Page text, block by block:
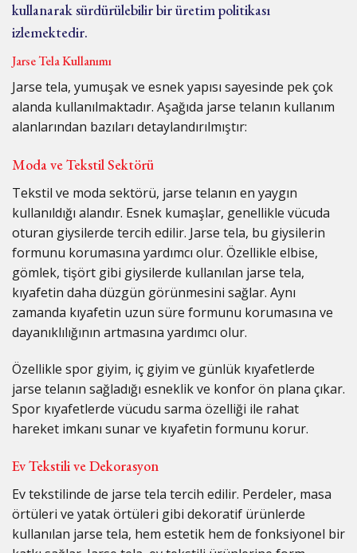
kullanarak sürdürülebilir bir üretim politikası
izlemektedir.
Jarse Tela Kullanımı
Jarse tela, yumuşak ve esnek yapısı sayesinde pek çok
alanda kullanılmaktadır. Aşağıda jarse telanın kullanım
alanlarından bazıları detaylandırılmıştır:
Moda ve Tekstil Sektörü
Tekstil ve moda sektörü, jarse telanın en yaygın
kullanıldığı alandır. Esnek kumaşlar, genellikle vücuda
oturan giysilerde tercih edilir. Jarse tela, bu giysilerin
formunu korumasına yardımcı olur. Özellikle elbise,
gömlek, tişört gibi giysilerde kullanılan jarse tela,
kıyafetin daha düzgün görünmesini sağlar. Aynı
zamanda kıyafetin uzun süre formunu korumasına ve
dayanıklılığının artmasına yardımcı olur.
Özellikle spor giyim, iç giyim ve günlük kıyafetlerde
jarse telanın sağladığı esneklik ve konfor ön plana çıkar.
Spor kıyafetlerde vücudu sarma özelliği ile rahat
hareket imkanı sunar ve kıyafetin formunu korur.
Ev Tekstili ve Dekorasyon
Ev tekstilinde de jarse tela tercih edilir. Perdeler, masa
örtüleri ve yatak örtüleri gibi dekoratif ürünlerde
kullanılan jarse tela, hem estetik hem de fonksiyonel bir